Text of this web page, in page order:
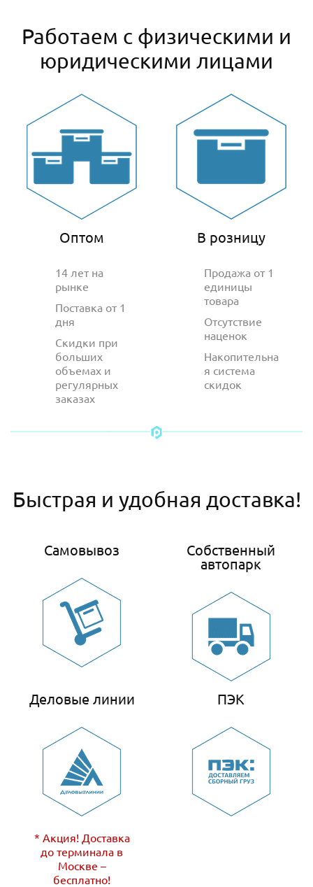
Работаем с физическими и
юридическими лицами
Оптом
14 лет на
рынке
Поставка от 1
дня
Скидки при
больших
объемах и
регулярных
заказах
В розницу
Продажа от 1
единицы
товара
Отсутствие
наценок
Накопительна
я система
скидок
Быстрая и удобная доставка!
Самовывоз
Собственный
автопарк
Деловые линии
* Акция! Доставка
до терминала в
Москве –
бесплатно!
ПЭК